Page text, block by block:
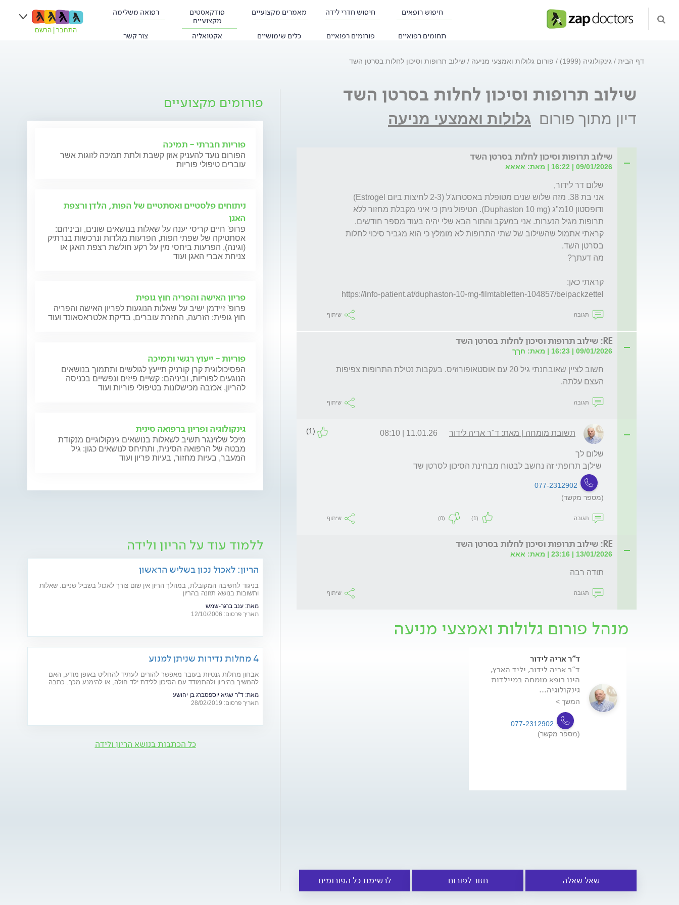
חיפוש רופאים חיפוש חדרי לידה מאמרים מקצועיים
פודקאסטים
מקצועיים
רפואה משלימה
תחומים רפואיים פורומים רפואיים כלים שימושיים אקטואליה צור קשר
התחבר הרשם
דף הבית גינקולוגיה (1999) פורום גלולות ואמצעי מניעה שילוב תרופות וסיכון לחלות בסרטן השד
שילוב תרופות וסיכון לחלות בסרטן השד
דיון מתוך פורום גלולות ואמצעי מניעה
שילוב תרופות וסיכון לחלות בסרטן השד
09/01/2026 | 16:22 | מאת: אאאא
https://info-patient.at/duphaston-10-mg-filmtabletten-104857/beipackzettel
תגובה שיתוף
RE: שילוב תרופות וסיכון לחלות בסרטן השד
09/01/2026 | 16:23 | מאת: חךך
העצם עלתה.
תגובה שיתוף
תשובת מומחה | מאת: ד"ר אריה לידור 11.01.26 | 08:10
(1)
077-2312902
(מספר מקשר)
תגובה (1)
(0) שיתוף
RE: שילוב תרופות וסיכון לחלות בסרטן השד
13/01/2026 | 23:16 | מאת: אאא
תודה רבה
תגובה שיתוף
מנהל פורום גלולות ואמצעי מניעה
ד"ר אריה לידור
ד"ר אריה לידור, יליד הארץ,
הינו רופא מומחה במיילדות
גינקולוגיה...
המשך >
077-2312902
(מספר מקשר)
שאל שאלה חזור לפורום לרשימת כל הפורומים
פורומים מקצועיים
פוריות חברתי - תמיכה
הפורום נועד להעניק אוזן קשבת ולתת תמיכה לזוגות אשר
עוברים טיפולי פוריות
ניתוחים פלסטיים ואסתטיים של הפות, הלדן ורצפת
האגן
פרופ' חיים קריסי יענה על שאלות בנושאים שונים, וביניהם:
אסתטיקה של שפתי הפות, הפרעות מולדות ונרכשות בנרתיק
(וגינה), הפרעות ביחסי מין על רקע חולשת רצפת האגן או
צניחת אברי האגן ועוד
פריון האישה והפריה חוץ גופית
פרופ' זיידמן ישיב על שאלות הנוגעות לפריון האישה והפריה
חוץ גופית: הזרעה, החזרת עוברים, בדיקת אלטראסאונד ועוד
פוריות - ייעוץ רגשי ותמיכה
הפסיכולוגית קרן קורניק תייעץ לגולשים ותתמוך בנושאים
הנוגעים לפוריות, וביניהם: קשיים פיזים ונפשיים בכניסה
להריון, אכזבה מכישלונות בטיפולי פוריות ועוד
גינקולוגיה ופריון ברפואה סינית
מיכל שלזינגר תשיב לשאלות בנושאים גינקולוגיים מנקודת
מבטה של הרפואה הסינית, ותתיחס לנושאים כגון: גיל
המעבר, בעיות מחזור, בעיות פריון ועוד
ללמוד עוד על הריון ולידה
הריון: לאכול נכון בשליש הראשון
בניגוד לחשיבה המקובלת, במהלך הריון אין שום צורך לאכול בשביל שניים. שאלות
ותשובות בנושא תזונה בהריון
מאת: ענב ברגר-שמש
תאריך פרסום: 12/10/2006
4 מחלות נדירות שניתן למנוע
אבחון מחלות גנטיות בעובר מאפשר להורים לעתיד להחליט באופן מודע, האם
להמשיך בהיריון ולהתמודד עם הסיכון ללידת ילד חולה, או להימנע מכך. כתבה
מאת: ד"ר שגיא יוספסברג בן יהושע
תאריך פרסום: 28/02/2019
כל הכתבות בנושא הריון ולידה